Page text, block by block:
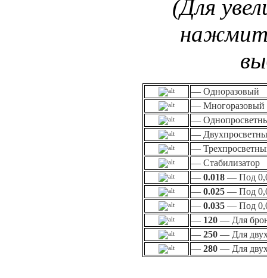
(Для
— Одноразовый
— Многоразовый
—
—
—
— Стабилизатор
— 0.018 — Под
— 0.025 — Под
— 0.035 — Под
— 120 — Для
— 250 — Для
— 280 — Для